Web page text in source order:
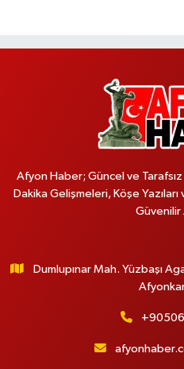
Afyon Haber; Güncel ve
Dakika Gelişmeleri, Köşe
Güvenilir
Dumlupınar Mah. Yüzbaşı